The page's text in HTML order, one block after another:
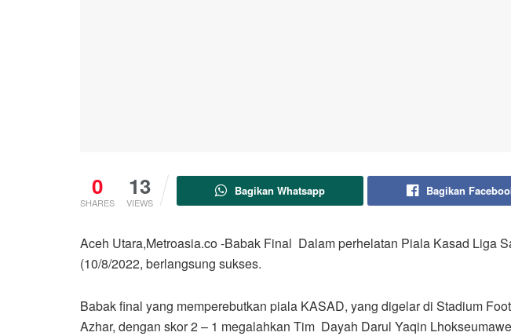
0
SHARES
13
VIEWS
Bagikan Whatsapp Bagikan
Aceh Utara,Metroasia.co -Babak Final Dalam perhelatan Piala Kasad Liga
(10/8/2022, berlangsung sukses.
Babak final yang memperebutkan piala KASAD, yang digelar di Stadium
Azhar, dengan skor 2 – 1 megalahkan Tim Dayah Darul Yaqin